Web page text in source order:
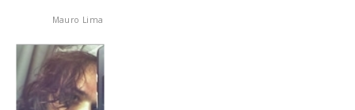
Mauro Lima